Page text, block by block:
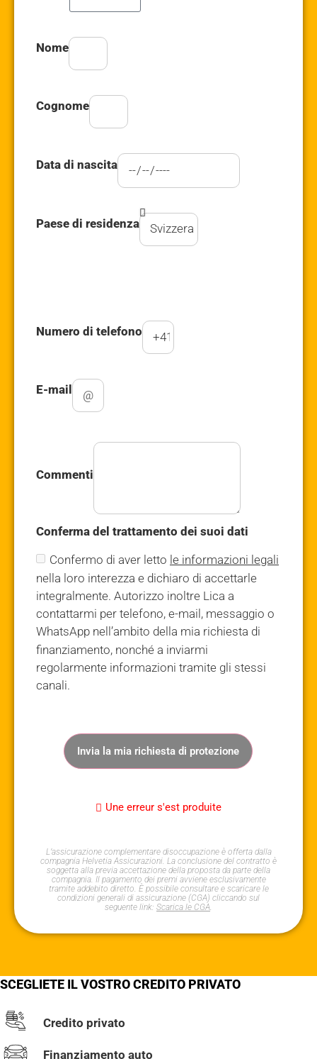
Nome
Cognome
Data di nascita
Paese di residenza
Numero di telefono
E-mail
Commenti
Conferma del trattamento dei suoi dati
Confermo di aver letto le informazioni legali
nella loro interezza e dichiaro di accettarle
integralmente. Autorizzo inoltre Lica a
contattarmi per telefono, e-mail, messaggio o
WhatsApp nell’ambito della mia richiesta di
finanziamento, nonché a inviarmi
regolarmente informazioni tramite gli stessi
canali.
Invia la mia richiesta di protezione
Une erreur s'est produite
L’assicurazione complementare disoccupazione è offerta dalla
compagnia Helvetia Assicurazioni. La conclusione del contratto è
soggetta alla previa accettazione della proposta da parte della
compagnia. Il pagamento dei premi avviene esclusivamente
tramite addebito diretto. È possibile consultare e scaricare le
condizioni generali di assicurazione (CGA) cliccando sul
seguente link: Scarica le CGA.
SCEGLIETE IL VOSTRO CREDITO PRIVATO
Credito privato
Finanziamento auto